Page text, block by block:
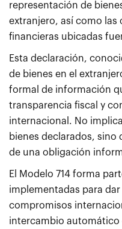
representación de
extranjero, así como las
financieras ubicadas
Esta declaración,
de bienes en el
formal de información
transparencia fiscal y
internacional. No
bienes declarados, sino
de una obligación
El Modelo 714 forma
implementadas para
compromisos
intercambio